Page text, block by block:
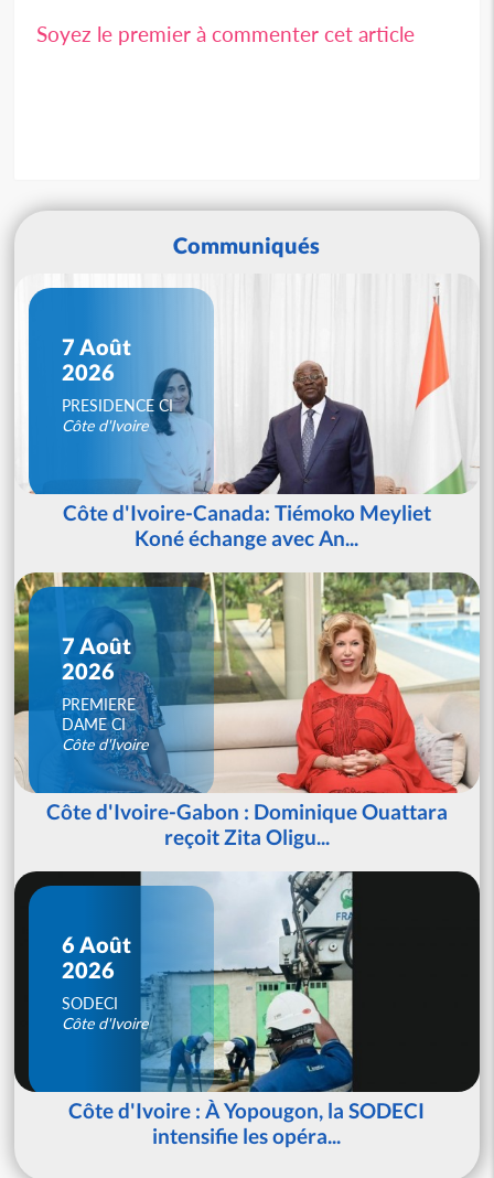
Soyez le premier à commenter cet article
Communiqués
7 Août
2026
PRESIDENCE CI
Côte d'Ivoire
Côte d'Ivoire-Canada: Tiémoko Meyliet
Koné échange avec An...
7 Août
2026
PREMIERE
DAME CI
Côte d'Ivoire
Côte d'Ivoire-Gabon : Dominique Ouattara
reçoit Zita Oligu...
6 Août
2026
SODECI
Côte d'Ivoire
Côte d'Ivoire : À Yopougon, la SODECI
intensifie les opéra...